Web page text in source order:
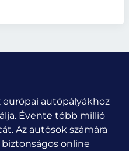
európai autópályákhoz
Évente több millió
Az autósok számára
online